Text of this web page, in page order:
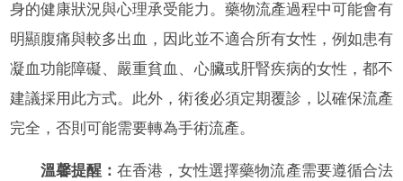
身的健康狀況與心理承受能力。藥物流產過程中可能會有
明顯腹痛與較多出血，因此並不適合所有女性，例如患有
凝血功能障礙、嚴重貧血、心臟或肝腎疾病的女性，都不
建議採用此方式。此外，術後必須定期覆診，以確保流產
完全，否則可能需要轉為手術流產。
溫馨提醒：在香港，女性選擇藥物流產需要遵循合法